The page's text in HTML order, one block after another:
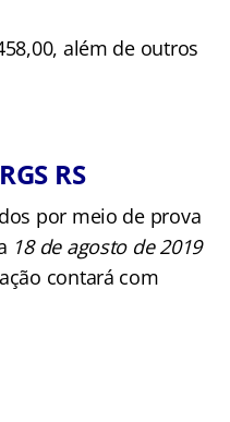
além de outros
RS
por meio de prova
18 de agosto de 2019
contará com